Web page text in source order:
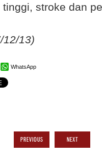
stroke dan
12/13)
WhatsApp
PREVIOUS NEXT